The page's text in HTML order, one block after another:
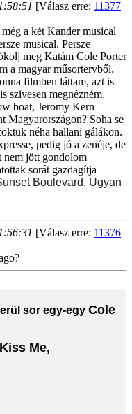
[Válasz erre: 11377
a két Kander musical
musical. Persze
meg Katám Cole Porter
a magyar műsortervből.
filmben láttam, azt is
szivesen megnézném.
boat, Jeromy Kern
Magyarországon? Soha se
néha hallani gálákon.
pedig jó a zenéje, de
nem jött gondolom
sorát gazdagítja
Boulevard. Ugyan
[Válasz erre: 11376
sor egy-egy Cole
Kiss Me,